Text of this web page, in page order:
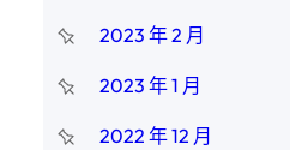
2023 年 2 月
2023 年 1 月
2022 年 12 月